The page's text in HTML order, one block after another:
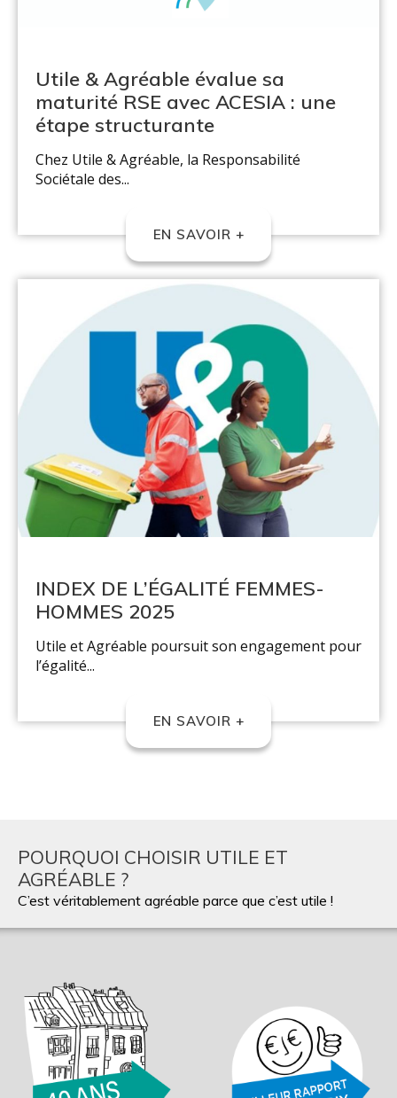
Utile & Agréable évalue sa
maturité RSE avec ACESIA : une
étape structurante
Chez Utile & Agréable, la Responsabilité
Sociétale des...
EN SAVOIR +
INDEX DE L’ÉGALITÉ FEMMES-
HOMMES 2025
Utile et Agréable poursuit son engagement pour
l’égalité...
EN SAVOIR +
POURQUOI CHOISIR UTILE ET
AGRÉABLE ?
C’est véritablement agréable parce que c’est utile !